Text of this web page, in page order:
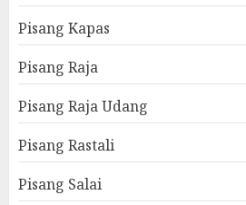
Pisang Kapas
Pisang Raja
Pisang Raja Udang
Pisang Rastali
Pisang Salai